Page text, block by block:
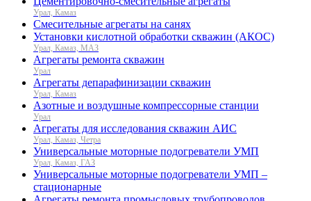
Урал, Камаз
Смесительные агрегаты на санях
Установки кислотной обработки скважин (АКОС)
Урал, Камаз, МАЗ
Агрегаты ремонта скважин
Урал
Агрегаты депарафинизации скважин
Урал, Камаз
Азотные и воздушные компрессорные станции
Урал
Агрегаты для исследования скважин АИС
Урал, Камаз, Четра
Универсальные моторные подогреватели УМП
Урал, Камаз, ГАЗ
Универсальные моторные подогреватели УМП –
стационарные